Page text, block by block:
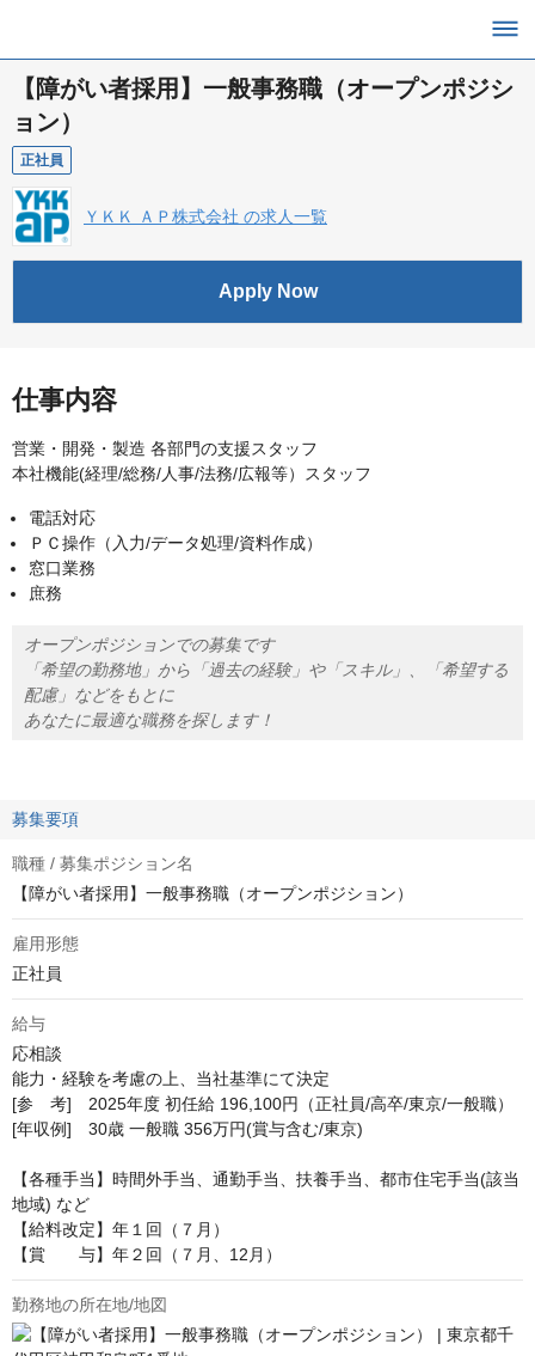
【障がい者採用】一般事務職（オープンポジシ
ョン）
正社員
ＹＫＫ ＡＰ株式会社 の求人一覧
Apply Now
仕事内容
営業・開発・製造 各部門の支援スタッフ
本社機能(経理/総務/人事/法務/広報等）スタッフ
電話対応
ＰＣ操作（入力/データ処理/資料作成）
窓口業務
庶務
オープンポジションでの募集です
「希望の勤務地」から「過去の経験」や「スキル」、「希望する
配慮」などをもとに
あなたに最適な職務を探します！
募集要項
職種 / 募集ポジション名
【障がい者採用】一般事務職（オープンポジション）
雇用形態
正社員
給与
応相談
能力・経験を考慮の上、当社基準にて決定
[参　考]　2025年度 初任給 196,100円（正社員/高卒/東京/一般職）
[年収例]　30歳 一般職 356万円(賞与含む/東京)
【各種手当】時間外手当、通勤手当、扶養手当、都市住宅手当(該当
地域) など
【給料改定】年１回（７月）
【賞　　与】年２回（７月、12月）
勤務地の所在地/地図